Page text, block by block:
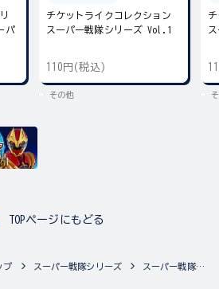
パ
チケットライクコレクション
スーパー戦隊シリーズ Vol.1
110円(税込)
その他
TOPページにもどる
プ スーパー戦隊シリーズ スーパー戦隊シリーズの最新商品一覧